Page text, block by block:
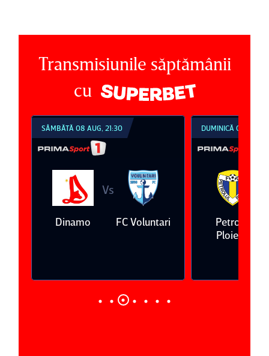
Transmisiunile săptămânii
cu
DUMINICĂ 09 AUG, 18:30
Petrolul
Vs
Oţelul Galaţi
DUMINICĂ 09 AUG,
Universitatea
Craiova